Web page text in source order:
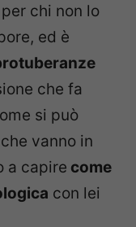
chi non lo
ed è
che fa
si può
vanno in
a capire come
con lei